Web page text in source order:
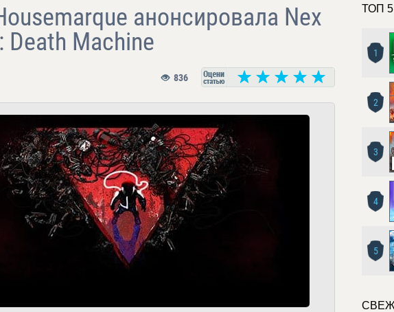
анонсировала Nex
Death Machine
836
ТОП 5
1
2
3
4
5